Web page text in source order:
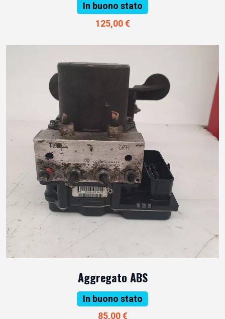
In buono stato
125,00 €
Aggregato ABS
In buono stato
85,00 €